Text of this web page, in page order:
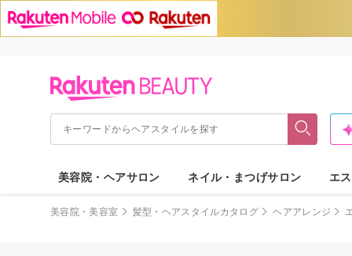
美容院・ヘアサロン ネイル・まつげサロン エ
美容院・美容室 髪型・ヘアスタイルカタログ ヘアアレンジ